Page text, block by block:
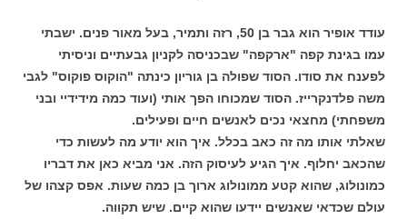
עודד אופיר הוא גבר בן 50, רזה ותמיר, בעל מאור פנים. ישבתי
עמו בגינת קפה "ארקפה" שבכניסה לקניון גבעתיים וניסיתי
לפענח את סודו. הסוד שפולה בן גוריון כינתה "הוקוס פוקוס" לגבי
משה פלדנקרייז. הסוד שמכוחו הפך אותי (ועוד כמה מידידיי ובני
משפחתי) מחצאי נכים לאנשים חיים ופעילים.
שאלתי אותו מה זה כאב בכלל. איך הוא יודע מה לעשות כדי
שהכאב יחלוף. איך הגיע לעיסוק הזה. אני מביא כאן את דבריו
כמונולוג, שהוא קטע ממונולוג ארוך בן כמה שעות. אפס קצהו של
עולם שכדאי שאנשים יידעו שהוא קיים. שיש תקווה.